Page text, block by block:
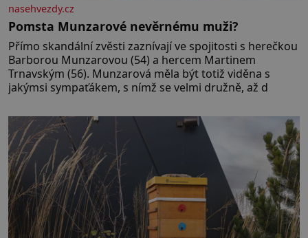
nasehvezdy.cz
Pomsta Munzarové nevěrnému muži?
Přímo skandální zvěsti zaznívají ve spojitosti s herečkou
Barborou Munzarovou (54) a hercem Martinem
Trnavským (56). Munzarová měla být totiž viděna s
jakýmsi sympaťákem, s nímž se velmi družně, až d